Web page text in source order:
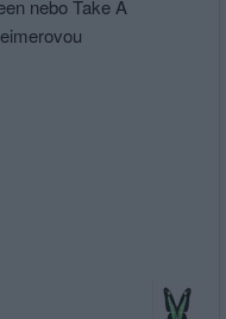
nebo Take A